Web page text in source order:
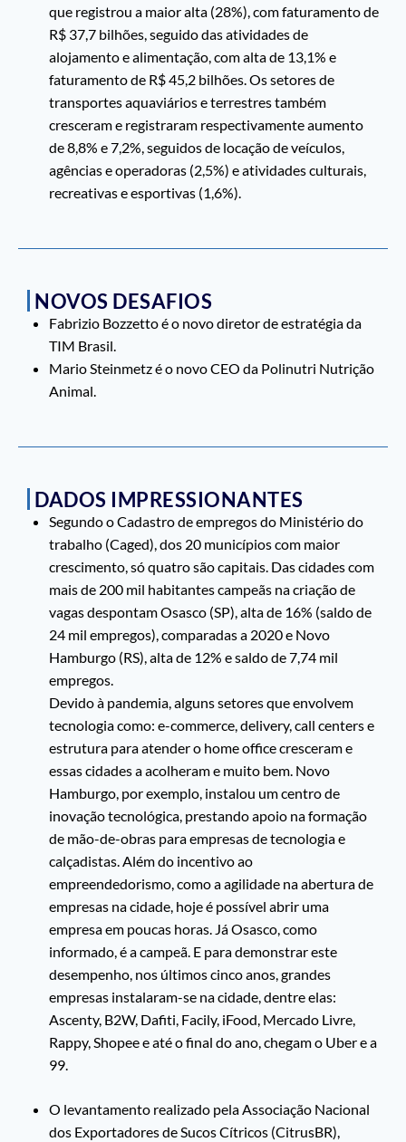
que registrou a maior alta (28%), com faturamento de
R$ 37,7 bilhões, seguido das atividades de
alojamento e alimentação, com alta de 13,1% e
faturamento de R$ 45,2 bilhões. Os setores de
transportes aquaviários e terrestres também
cresceram e registraram respectivamente aumento
de 8,8% e 7,2%, seguidos de locação de veículos,
agências e operadoras (2,5%) e atividades culturais,
recreativas e esportivas (1,6%).
NOVOS DESAFIOS
Fabrizio Bozzetto é o novo diretor de estratégia da
TIM Brasil.
Mario Steinmetz é o novo CEO da Polinutri Nutrição
Animal.
DADOS IMPRESSIONANTES
Segundo o Cadastro de empregos do Ministério do
trabalho (Caged), dos 20 municípios com maior
crescimento, só quatro são capitais. Das cidades com
mais de 200 mil habitantes campeãs na criação de
vagas despontam Osasco (SP), alta de 16% (saldo de
24 mil empregos), comparadas a 2020 e Novo
Hamburgo (RS), alta de 12% e saldo de 7,74 mil
empregos.
Devido à pandemia, alguns setores que envolvem
tecnologia como: e-commerce, delivery, call centers e
estrutura para atender o home office cresceram e
essas cidades a acolheram e muito bem. Novo
Hamburgo, por exemplo, instalou um centro de
inovação tecnológica, prestando apoio na formação
de mão-de-obras para empresas de tecnologia e
calçadistas. Além do incentivo ao
empreendedorismo, como a agilidade na abertura de
empresas na cidade, hoje é possível abrir uma
empresa em poucas horas. Já Osasco, como
informado, é a campeã. E para demonstrar este
desempenho, nos últimos cinco anos, grandes
empresas instalaram-se na cidade, dentre elas:
Ascenty, B2W, Dafiti, Facily, iFood, Mercado Livre,
Rappy, Shopee e até o final do ano, chegam o Uber e a
99.
O levantamento realizado pela Associação Nacional
dos Exportadores de Sucos Cítricos (CitrusBR),